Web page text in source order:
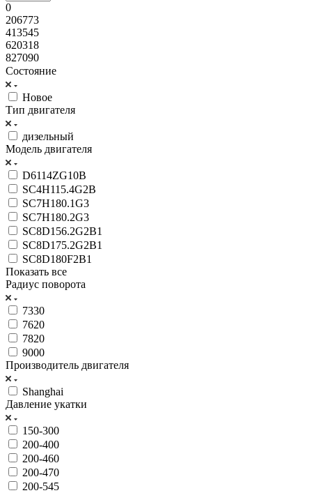
0
206773
413545
620318
827090
Состояние
Новое
Тип двигателя
дизельный
Модель двигателя
D6114ZG10B
SC4H115.4G2B
SC7H180.1G3
SC7H180.2G3
SC8D156.2G2B1
SC8D175.2G2B1
SC8D180F2B1
Показать все
Радиус поворота
7330
7620
7820
9000
Производитель двигателя
Shanghai
Давление укатки
150-300
200-400
200-460
200-470
200-545